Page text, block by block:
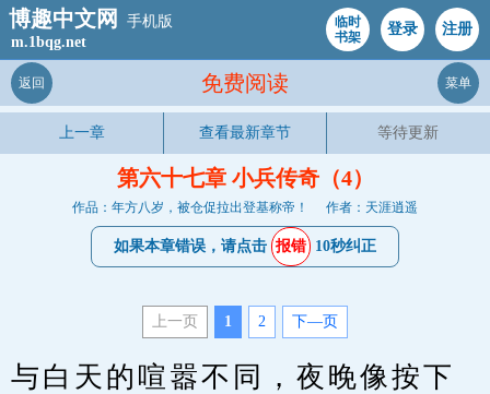
博趣中文网
手机版
m.1bqg.net
临时
书架
登录 注册
免费阅读
返回 菜单
上一章 查看最新章节 等待更新
第六十七章 小兵传奇（4）
作品：年方八岁，被仓促拉出登基称帝！ 作者：天涯逍遥
如果本章错误，请点击 报错 10秒纠正
上一页 1 2 下—页
与白天的喧嚣不同，夜晚像按下